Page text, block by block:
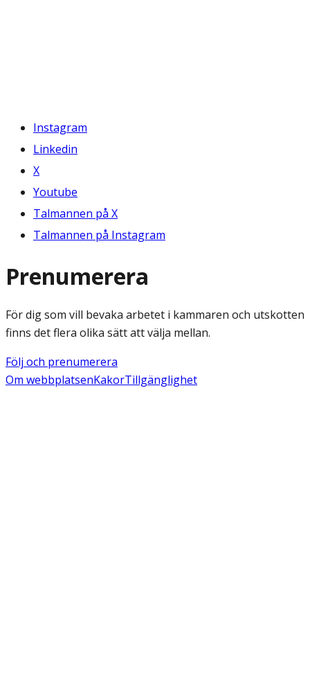
Instagram
Linkedin
X
Youtube
Talmannen på X
Talmannen på Instagram
Prenumerera
För dig som vill bevaka arbetet i kammaren och utskotten
finns det flera olika sätt att välja mellan.
Följ och prenumerera
Om webbplatsenKakorTillgänglighet